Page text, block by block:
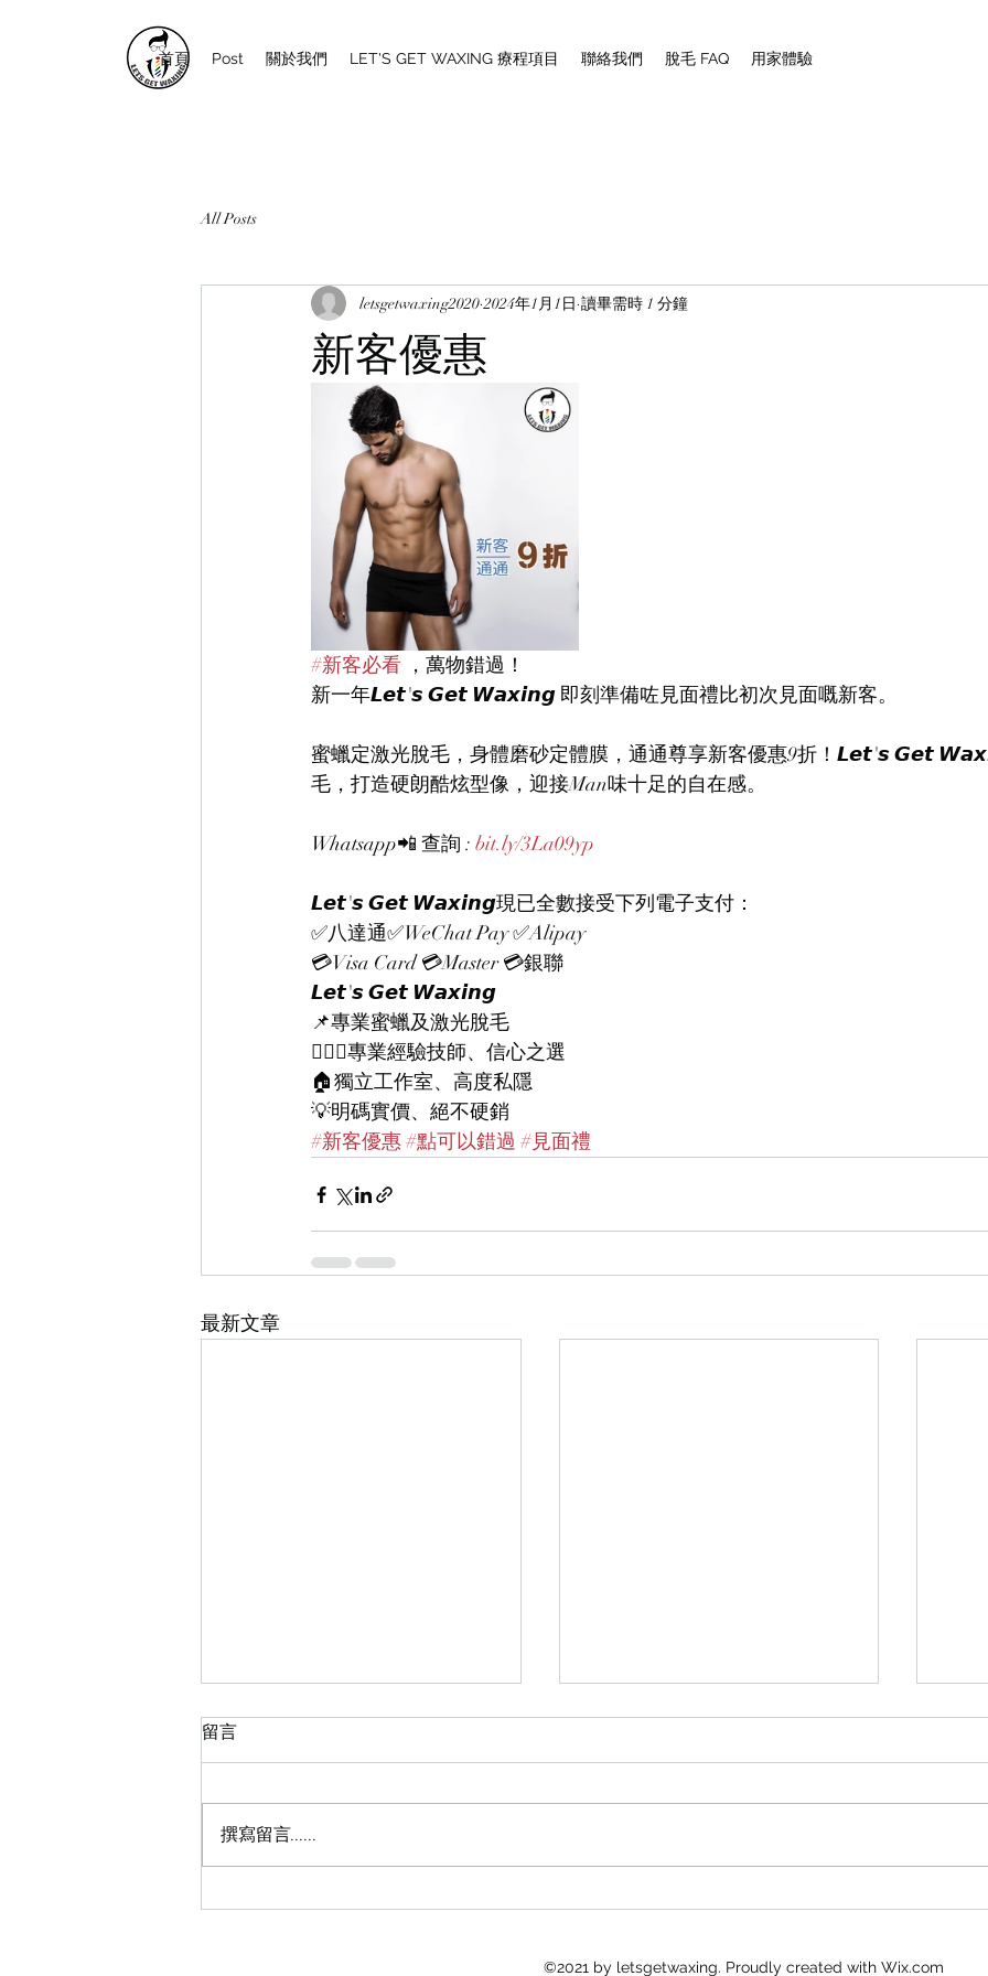
首頁 Post 關於我們 LET'S GET WAXING 療程項目 聯絡我們 脫毛 FAQ 用家體驗
All Posts
新客優惠
letsgetwaxing2020 2024年1月1日 讀畢需時 1 分鐘
#新客必看 ，萬物錯過！
新一年𝙇𝙚𝙩'𝙨 𝙂𝙚𝙩 𝙒𝙖𝙭𝙞𝙣𝙜 即刻準備咗見面禮比初次見面嘅新客。
蜜蠟定激光脫毛，身體磨砂定體膜，通通尊享新客優惠9折！𝙇𝙚𝙩'𝙨 𝙂𝙚𝙩
毛，打造硬朗酷炫型像，迎接Man味十足的自在感。
Whatsapp📲 查詢 : bit.ly/3La09yp
𝙇𝙚𝙩'𝙨 𝙂𝙚𝙩 𝙒𝙖𝙭𝙞𝙣𝙜現已全數接受下列電子支付：
✅八達通✅WeChat Pay ✅Alipay
💳Visa Card 💳Master 💳銀聯
𝙇𝙚𝙩'𝙨 𝙂𝙚𝙩 𝙒𝙖𝙭𝙞𝙣𝙜
📌專業蜜蠟及激光脫毛
👨🏻‍⚕專業經驗技師、信心之選
🏠獨立工作室、高度私隱
💡明碼實價、絕不硬銷
#新客優惠#點可以錯過 #見面禮
最新文章
皇牌蜜蠟脫毛 顧客意見 8月
留言
撰寫留言......
©2021 by letsgetwaxing. Proudly created with Wix.com